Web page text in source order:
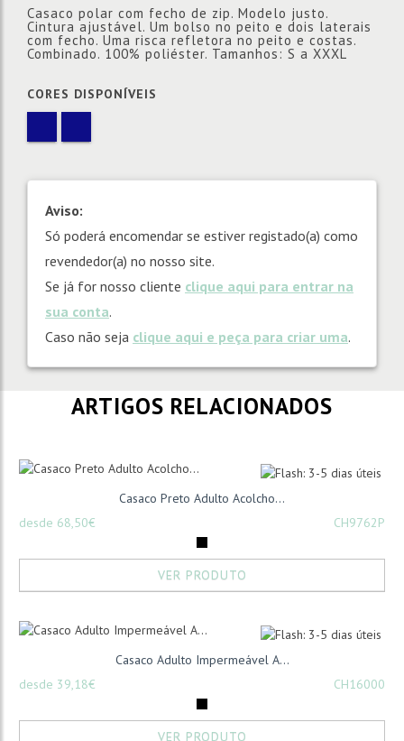
Casaco polar com fecho de zip. Modelo justo.
Cintura ajustável. Um bolso no peito e dois laterais
com fecho. Uma risca refletora no peito e costas.
Combinado. 100% poliéster. Tamanhos: S a XXXL
CORES DISPONÍVEIS
Aviso:
Só poderá encomendar se estiver registado(a) como
revendedor(a) no nosso site.
Se já for nosso cliente clique aqui para entrar na
sua conta.
Caso não seja clique aqui e peça para criar uma.
ARTIGOS RELACIONADOS
Casaco Preto Adulto Acolcho...
desde 68,50€
CH9762P
VER PRODUTO
Casaco Adulto Impermeável A...
desde 39,18€
CH16000
VER PRODUTO